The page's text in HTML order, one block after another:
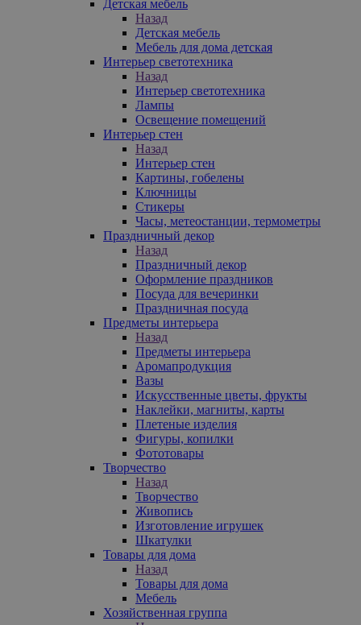
Детская мебель
Назад
Детская мебель
Мебель для дома детская
Интерьер светотехника
Назад
Интерьер светотехника
Лампы
Освещение помещений
Интерьер стен
Назад
Интерьер стен
Картины, гобелены
Ключницы
Стикеры
Часы, метеостанции, термометры
Праздничный декор
Назад
Праздничный декор
Оформление праздников
Посуда для вечеринки
Праздничная посуда
Предметы интерьера
Назад
Предметы интерьера
Аромапродукция
Вазы
Искусственные цветы, фрукты
Наклейки, магниты, карты
Плетеные изделия
Фигуры, копилки
Фототовары
Творчество
Назад
Творчество
Живопись
Изготовление игрушек
Шкатулки
Товары для дома
Назад
Товары для дома
Мебель
Хозяйственная группа